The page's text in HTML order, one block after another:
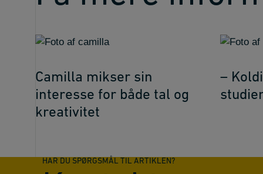
Camilla mikser sin
interesse for både tal og
kreativitet
–
HAR DU SPØRGSMÅL TIL ARTIKLEN?